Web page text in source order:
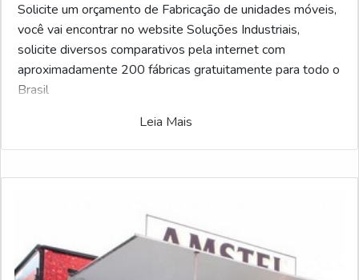
Solicite um orçamento de Fabricação de unidades móveis,
você vai encontrar no website Soluções Industriais,
solicite diversos comparativos pela internet com
aproximadamente 200 fábricas gratuitamente para todo o
Brasil
Leia Mais